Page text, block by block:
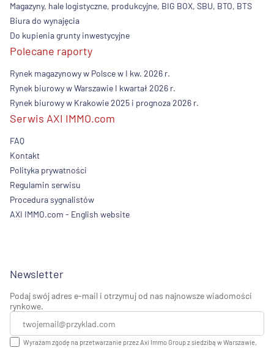
Magazyny, hale logistyczne, produkcyjne, BIG BOX, SBU, BTO, BTS
Biura do wynajęcia
Do kupienia grunty inwestycyjne
Polecane raporty
Rynek magazynowy w Polsce w I kw. 2026 r.
Rynek biurowy w Warszawie I kwartał 2026 r.
Rynek biurowy w Krakowie 2025 i prognoza 2026 r.
Serwis AXI IMMO.com
FAQ
Kontakt
Polityka prywatności
Regulamin serwisu
Procedura sygnalistów
AXI IMMO.com - English website
Newsletter
Podaj swój adres e-mail i otrzymuj od nas najnowsze wiadomości
rynkowe.
Wyrażam zgodę na przetwarzanie przez Axi Immo Group z siedzibą w Warszawie,